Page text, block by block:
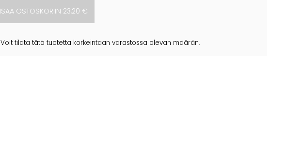
Voit tilata tätä tuotetta korkeintaan varastossa olevan määrän.